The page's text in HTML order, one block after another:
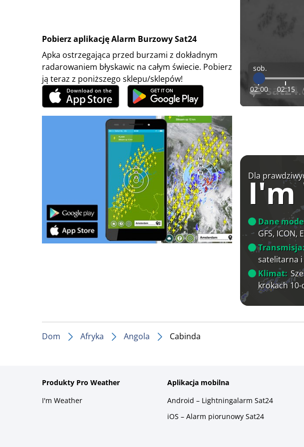
Pobierz aplikację Alarm Burzowy Sat24
Apka ostrzegająca przed burzami z dokładnym
radarowaniem błyskawic na całym świecie. Pobierz
ją teraz z poniższego sklepu/sklepów!
sob.
02:00 02:15
Dla
I'm
Dane
GFS, ICON,
satelitarna i
Klimat:
krokach
Dom Afryka Angola Cabinda
Produkty Pro Weather
I'm Weather
Aplikacja mobilna
Android – Lightningalarm Sat24
iOS – Alarm piorunowy Sat24